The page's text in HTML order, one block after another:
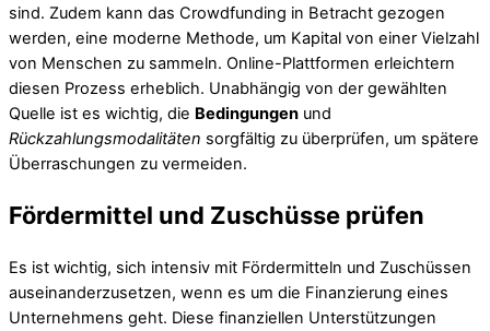
sind. Zudem kann das Crowdfunding in Betracht gezogen
werden, eine moderne Methode, um Kapital von einer Vielzahl
von Menschen zu sammeln. Online-Plattformen erleichtern
diesen Prozess erheblich. Unabhängig von der gewählten
Quelle ist es wichtig, die Bedingungen und
Rückzahlungsmodalitäten sorgfältig zu überprüfen, um spätere
Überraschungen zu vermeiden.
Fördermittel und Zuschüsse prüfen
Es ist wichtig, sich intensiv mit Fördermitteln und Zuschüssen
auseinanderzusetzen, wenn es um die Finanzierung eines
Unternehmens geht. Diese finanziellen Unterstützungen